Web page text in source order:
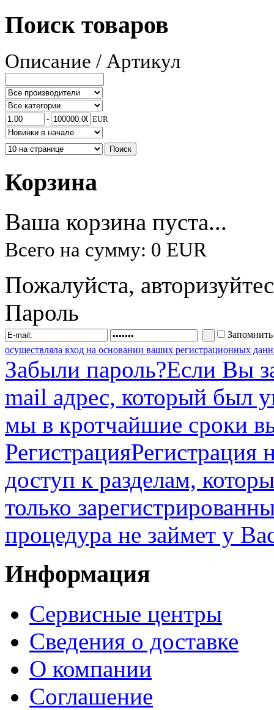
Поиск товаров
Описание / Артикул
- EUR
Корзина
Ваша корзина пуста...
Всего на сумму: 0 EUR
Пожалуйста,
Пароль
осуществляла вход на основании ваших регистрационных
Забыли пароль?Если Вы
mail адрес, который был
мы в кротчайшие сроки
РегистрацияРегистрация
доступ к разделам,
только
процедура не займет у
Информация
Сервисные центры
Сведения о доставке
О компании
Соглашение